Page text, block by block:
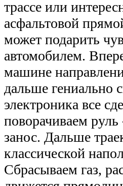
трассе или
асфальтовой
может подарить
автомобилем.
машине
дальше гениально
электроника все
поворачиваем
занос. Дальше
классической
Сбрасываем газ,